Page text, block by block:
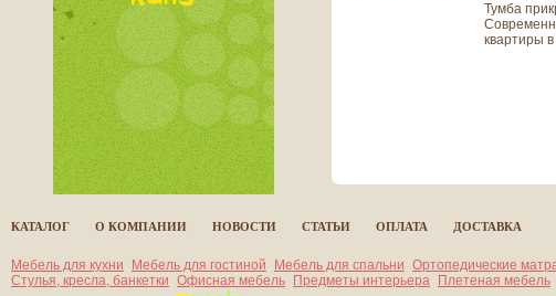
Тумба
квартиры
КАТАЛОГ О КОМПАНИИ НОВОСТИ СТАТЬИ ОПЛАТА ДОСТАВКА
Мебель для кухни Мебель для гостиной Мебель для спальни Ортопедические
Стулья, кресла, банкетки Офисная мебель Предметы интерьера Плетеная мебель